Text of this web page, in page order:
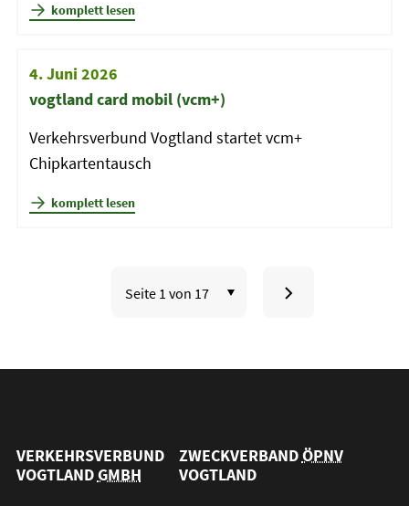
komplett lesen
vogtland card mobil (vcm+)
4. Juni 2026
Verkehrsverbund Vogtland startet vcm+
Chipkartentausch
komplett lesen
aufrufen:
VERKEHRSVERBUND
VOGTLANDGMBH
ZWECKVERBANDÖPNV
VOGTLAND